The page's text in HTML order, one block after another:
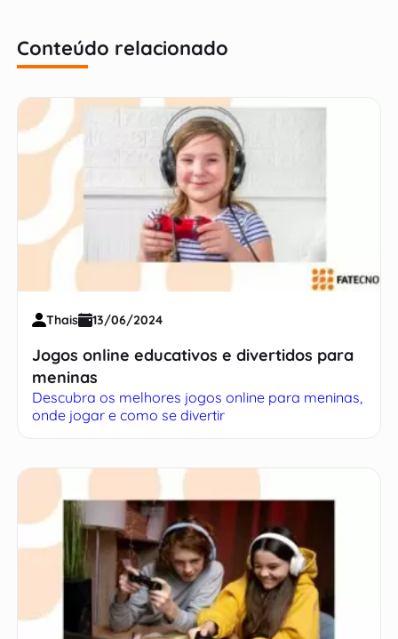
Conteúdo relacionado
Thais 13/06/2024
Jogos online educativos e divertidos para
meninas
Descubra os melhores jogos online para meninas,
onde jogar e como se divertir